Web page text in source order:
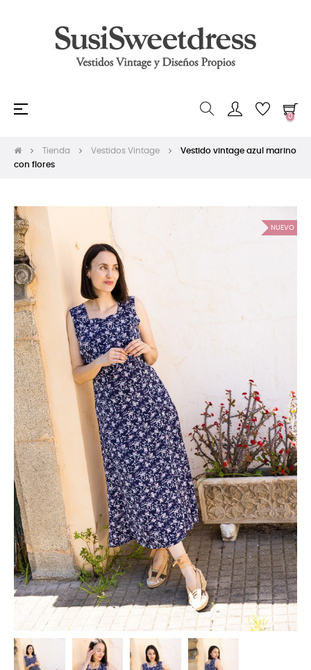
Navegación
☰
0
Tienda Vestidos Vintage
Vestido vintage azul marino
con flores
NUEVO